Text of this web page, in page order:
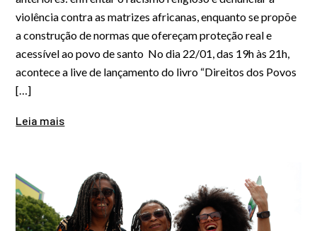
violência contra as matrizes africanas, enquanto se propõe
a construção de normas que ofereçam proteção real e
acessível ao povo de santo No dia 22/01, das 19h às 21h,
acontece a live de lançamento do livro “Direitos dos Povos
[…]
Leia mais